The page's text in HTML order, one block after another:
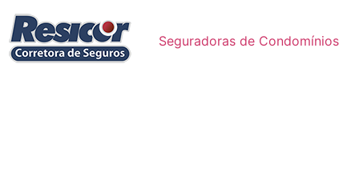
Seguradoras de Condomínios